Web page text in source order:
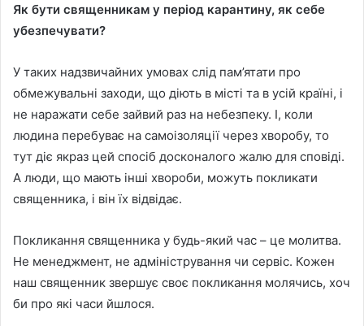
Як бути священникам у період карантину, як себе
убезпечувати?
У таких надзвичайних умовах слід пам’ятати про
обмежувальні заходи, що діють в місті та в усій країні, і
не наражати себе зайвий раз на небезпеку. І, коли
людина перебуває на самоізоляції через хворобу, то
тут діє якраз цей спосіб досконалого жалю для сповіді.
А люди, що мають інші хвороби, можуть покликати
священника, і він їх відвідає.
Покликання священника у будь-який час – це молитва.
Не менеджмент, не адміністрування чи сервіс. Кожен
наш священник звершує своє покликання молячись, хоч
би про які часи йшлося.